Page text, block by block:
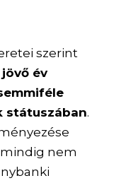
szerint
jövő év
státuszában.
nem